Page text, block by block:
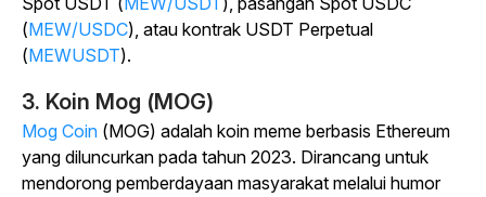
(MEW/USDC), atau kontrak USDT Perpetual
(MEWUSDT).
3. Koin Mog (MOG)
Mog Coin (MOG) adalah koin meme berbasis Ethereum
yang diluncurkan pada tahun 2023. Dirancang untuk
mendorong pemberdayaan masyarakat melalui humor